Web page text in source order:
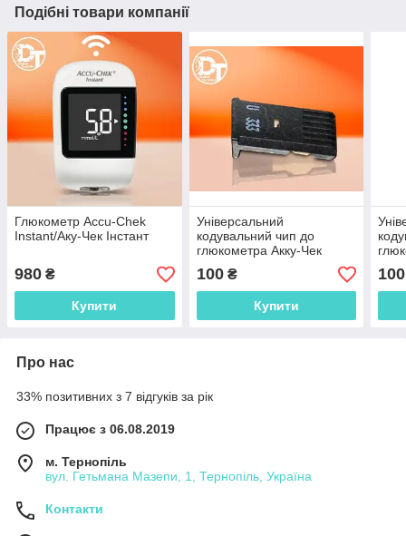
Подібні товари компанії
Глюкометр Accu-Chek
Instant/Аку-Чек Інстант
980 ₴
Купити
Універсальний
кодувальний чип до
глюкометра Акку-Чек
Актив (Accu-Chek Active)
333
100₴
Купити
100
Про нас
33% позитивних з 7 відгуків за рік
Працює з 06.08.2019
м. Тернопіль
вул. Гетьмана Мазепи, 1, Тернопіль, Україна
Контакти